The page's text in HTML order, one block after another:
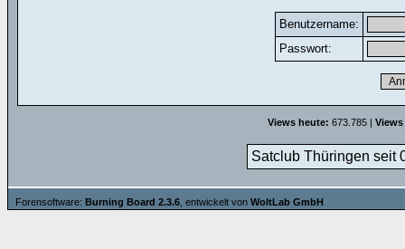
Benutzername:
Passwort:
Views heute: 673.785 |
Satclub Thüringen seit
Forensoftware: Burning Board 2.3.6 , entwickelt von WoltLab GmbH